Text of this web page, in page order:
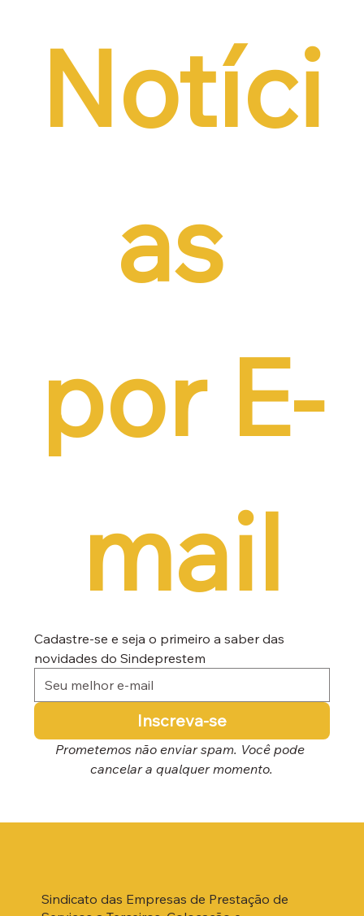
Notíci
as
por E-
mail
Cadastre-se e seja o primeiro a saber das
novidades do Sindeprestem
Inscreva-se
Prometemos não enviar spam. Você pode
cancelar a qualquer momento.
Sindicato das Empresas de Prestação de